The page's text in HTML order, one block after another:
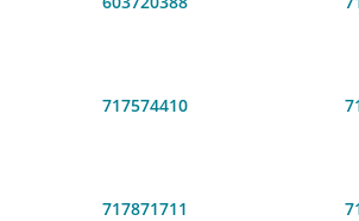
717574410
717871711